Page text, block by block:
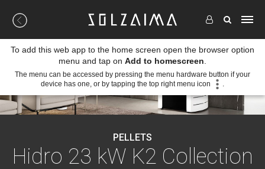
PELLETS
Hidro 23 kW K2 Collection
To add this web app to the home screen open the browser option
menu and tap on Add to homescreen
The menu can be accessed by pressing the menu hardware button if your
device has one, or by tapping the top right menu icon
.